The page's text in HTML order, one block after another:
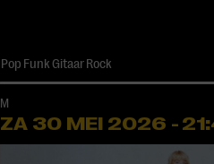
Pop FunkGitaarRock
M
ZA 30 MEI 2026 -